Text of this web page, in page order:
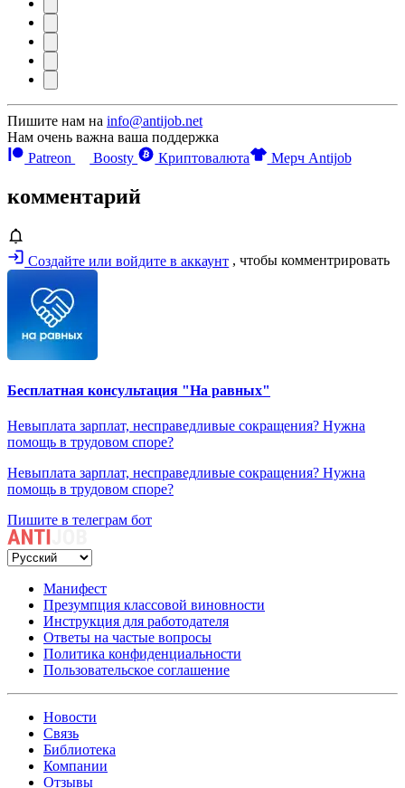
Пишите нам на info@antijob.net
Нам очень важна ваша поддержка
Patreon
Boosty Криптовалюта Мерч Antijob
комментарий
Создайте или войдите в аккаунт , чтобы комментрировать
Бесплатная консультация "На равных"
Невыплата зарплат, несправедливые сокращения? Нужна
помощь в трудовом споре?
Невыплата зарплат, несправедливые сокращения? Нужна
помощь в трудовом споре?
Пишите в телеграм бот
Манифест
Презумпция классовой виновности
Инструкция для работодателя
Ответы на частые вопросы
Политика конфиденциальности
Пользовательское соглашение
Новости
Связь
Библиотека
Компании
Отзывы